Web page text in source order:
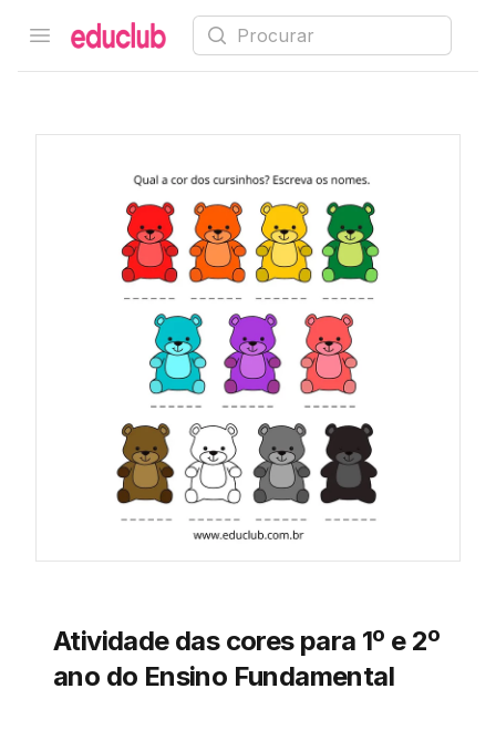
Open menu
Educlub Procurar
Atividade das cores para 1º e 2º
ano do Ensino Fundamental